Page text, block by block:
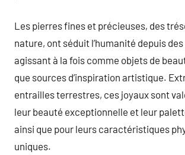
Les pierres fines et précieuses, des
nature, ont séduit l’humanité depuis
agissant à la fois comme objets de
que sources d’inspiration artistique.
entrailles terrestres, ces joyaux sont
leur beauté exceptionnelle et leur
ainsi que pour leurs caractéristiques
uniques.